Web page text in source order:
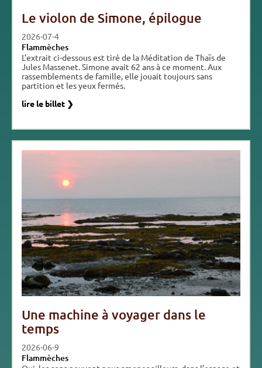
Le violon de Simone, épilogue
2026-07-4
Flammèches
L’extrait ci-dessous est tiré de la Méditation de Thaïs de
Jules Massenet. Simone avait 62 ans à ce moment. Aux
rassemblements de famille, elle jouait toujours sans
partition et les yeux fermés.
lire le billet ❯
Une machine à voyager dans le
temps
2026-06-9
Flammèches